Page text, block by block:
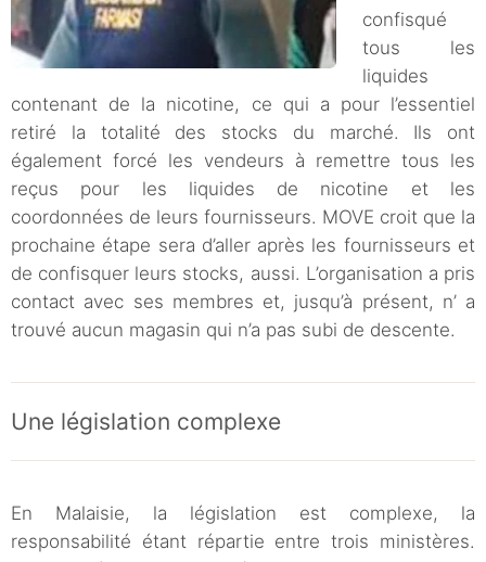
confisqué
tous les
liquides
contenant de la nicotine, ce qui a pour l’essentiel
retiré la totalité des stocks du marché. Ils ont
également forcé les vendeurs à remettre tous les
reçus pour les liquides de nicotine et les
coordonnées de leurs fournisseurs. MOVE croit que la
prochaine étape sera d’aller après les fournisseurs et
de confisquer leurs stocks, aussi. L’organisation a pris
contact avec ses membres et, jusqu’à présent, n’ a
trouvé aucun magasin qui n’a pas subi de descente.
Une législation complexe
En Malaisie, la législation est complexe, la
responsabilité étant répartie entre trois ministères.